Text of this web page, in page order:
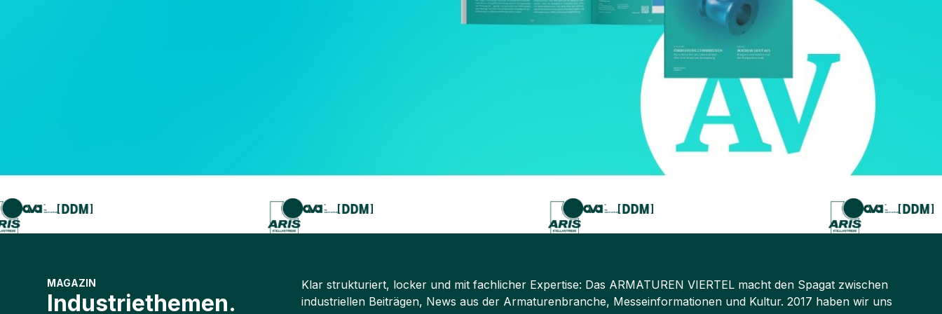
MAGAZIN
Industriethemen.
Klar strukturiert, locker und mit fachlicher Expertise: Das ARMATUREN VIERTEL macht den Spagat zwischen
industriellen Beiträgen, News aus der Armaturenbranche, Messeinformationen und Kultur. 2017 haben wir uns